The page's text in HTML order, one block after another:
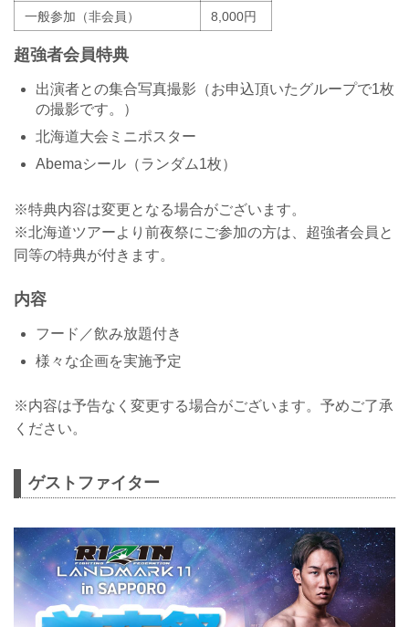
一般参加（非会員）
8,000円
超強者会員特典
出演者との集合写真撮影（お申込頂いたグループで1枚
の撮影です。）
北海道大会ミニポスター
Abemaシール（ランダム1枚）
※特典内容は変更となる場合がございます。
※北海道ツアーより前夜祭にご参加の方は、超強者会員と
同等の特典が付きます。
内容
フード／飲み放題付き
様々な企画を実施予定
※内容は予告なく変更する場合がございます。予めご了承
ください。
ゲストファイター